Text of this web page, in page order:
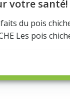
votre santé!
du pois
Les pois